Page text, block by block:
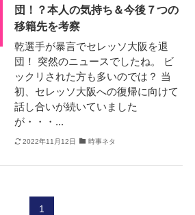
団！？本人の気持ち＆今後７つの
移籍先を考察
乾選手が暴言でセレッソ大阪を退
団！ 突然のニュースでしたね。 ビ
ックリされた方も多いのでは？ 当
初、セレッソ大阪への復帰に向けて
話し合いが続いていました
が・・・...
2022年11月12日 時事ネタ
1